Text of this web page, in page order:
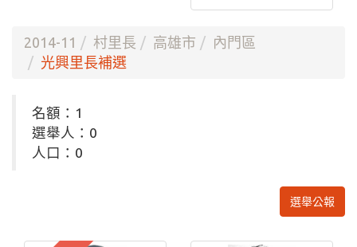
2014-11 村里長 高雄市
內門區
光興里長補選
名額：1
選舉人：0
人口：0
選舉公報